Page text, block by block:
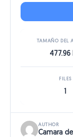
TAMAÑO DEL
477.96
FILES
AUTHOR
Camara